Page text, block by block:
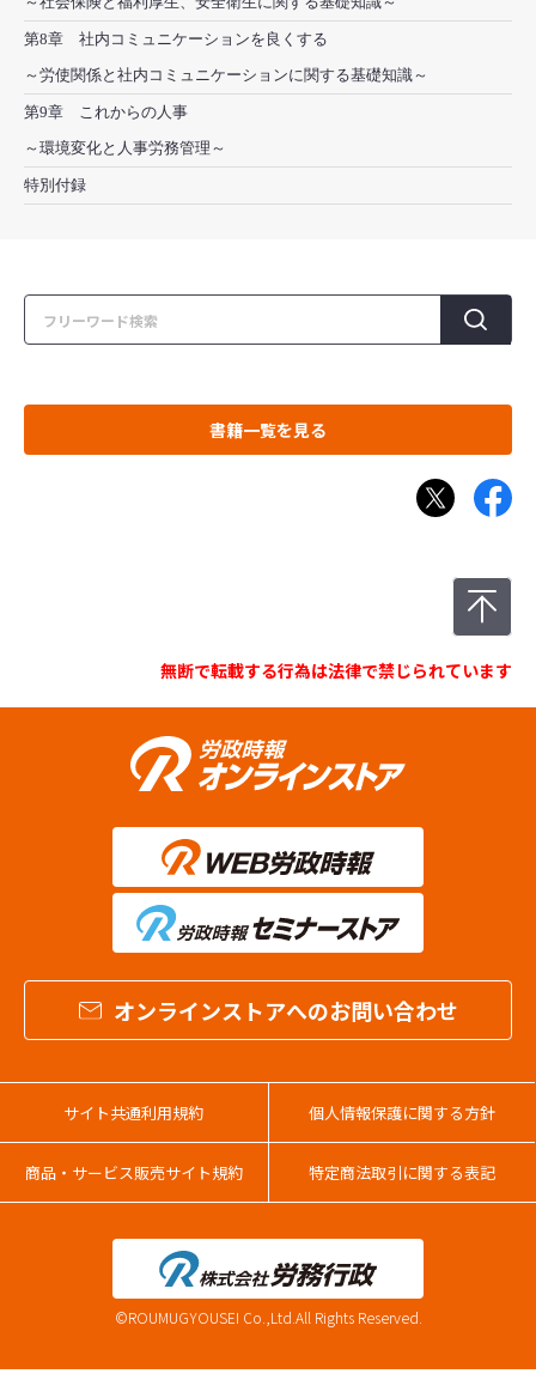
第8章 社内コミュニケーションを良くする
～労使関係と社内コミュニケーションに関する基礎知識～
第9章 これからの人事
～環境変化と人事労務管理～
特別付録
書籍一覧を見る
無断で転載する行為は法律で禁じられています
オンラインストアへのお問い合わせ
サイト共通利用規約 個人情報保護に関する方針
商品・サービス販売サイト規約 特定商法取引に関する表記
©ROUMUGYOUSEI Co.,Ltd.All Rights Reserved.